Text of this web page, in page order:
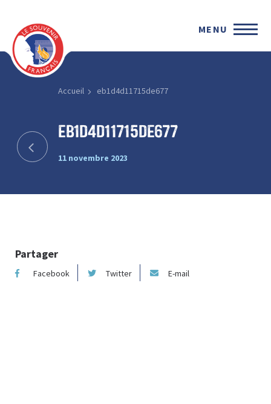
MENU
Accueil eb1d4d11715de677
eb1d4d11715de677
11 novembre 2023
Partager
Facebook Twitter E-mail